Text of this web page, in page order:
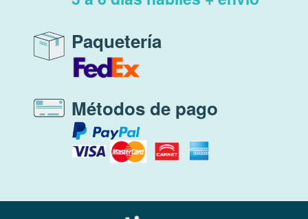
Paquetería
Métodos de pago